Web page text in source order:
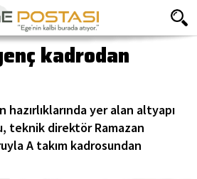
kadrodan
yer alan altyapı
teknik direktör Ramazan
A takım kadrosundan